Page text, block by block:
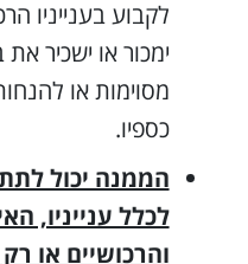
לקבוע בענייניו
ימכור או ישכיר
מסוימות או
כספיו.
הממנה יכול
לכלל ענייניו,
והרכושיים או